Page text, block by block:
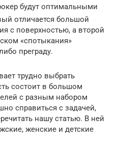
будут оптимальными
отличается большой
с поверхностью, а второй
«спотыкания»
преграду.
трудно выбрать
состоит в большом
с разным набором
справиться с задачей,
нашу статью. В ней
женские и детские